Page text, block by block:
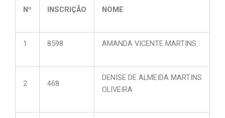
Nº
INSCRIÇÃO NOME
1 8598 AMANDA VICENTE MARTINS
2 468
DENISE DE ALMEIDA MARTINS
OLIVEIRA